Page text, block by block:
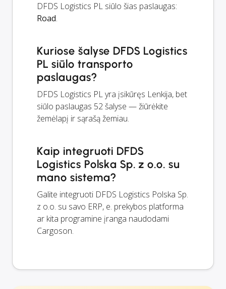
DFDS Logistics PL siūlo šias paslaugas:
Road.
Kuriose šalyse DFDS Logistics
PL siūlo transporto
paslaugas?
DFDS Logistics PL yra įsikūręs Lenkija, bet
siūlo paslaugas 52 šalyse — žiūrėkite
žemėlapį ir sąrašą žemiau.
Kaip integruoti DFDS
Logistics Polska Sp. z o.o. su
mano sistema?
Galite integruoti DFDS Logistics Polska Sp.
z o.o. su savo ERP, e. prekybos platforma
ar kita programine įranga naudodami
Cargoson.